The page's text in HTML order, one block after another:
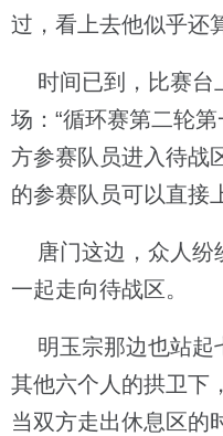
过，看上去他似乎还
时间已到，比赛台
场：“循环赛第二轮
方参赛队员进入待战
的参赛队员可以直接
唐门这边，众人纷
一起走向待战区。
明玉宗那边也站起
其他六个人的拱卫下
当双方走出休息区的